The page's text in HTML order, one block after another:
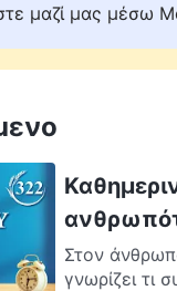
μαζί μας μέσω
Στον
γνωρίζει τι